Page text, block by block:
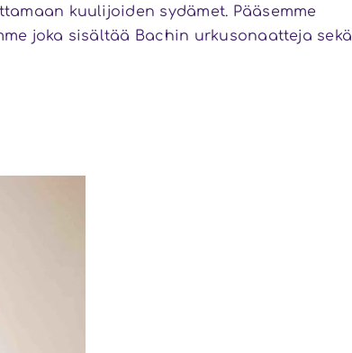
kuulijoiden sydämet. Pääsemme
joka sisältää Bachin urkusonaatteja sekä